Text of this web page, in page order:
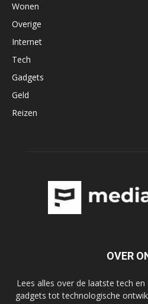
Wonen
Overige
Internet
Tech
Gadgets
Geld
Reizen
OVER
Lees alles over de laatste tech en
gadgets tot technologische